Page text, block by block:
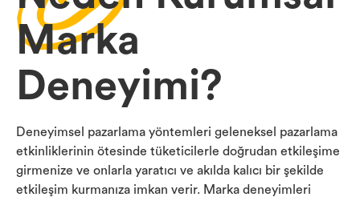
Marka
Deneyimi?
Deneyimsel pazarlama yöntemleri geleneksel pazarlama
etkinliklerinin ötesinde tüketicilerle doğrudan etkileşime
girmenize ve onlarla yaratıcı ve akılda kalıcı bir şekilde
etkileşim kurmanıza imkan verir. Marka deneyimleri